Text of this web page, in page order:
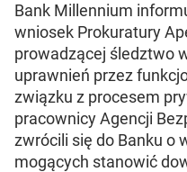
Bank Millennium
wniosek Prokuratury
prowadzącej śledztwo
uprawnień przez
związku z procesem
pracownicy Agencji
zwrócili się do Banku o
mogących stanowić